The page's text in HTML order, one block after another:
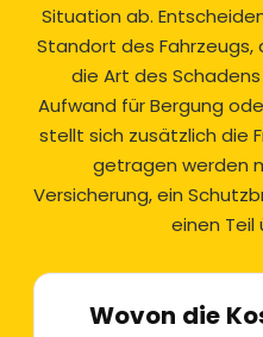
Situation ab.
Standort des Fahrzeugs,
die Art des
Aufwand für Bergung
stellt sich zusätzlich die
getragen werden
Versicherung, ein
einen Teil
Wovon die